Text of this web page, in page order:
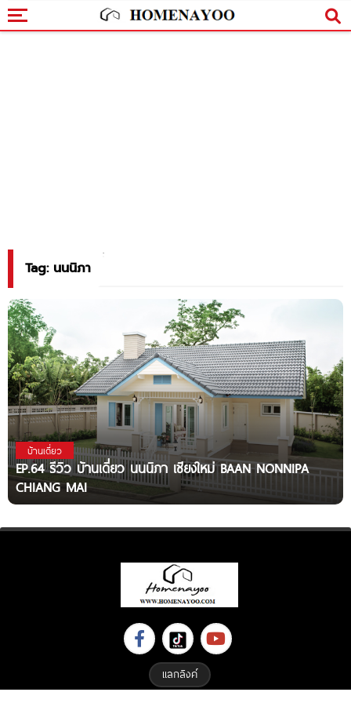
Tag: นนนิภา
บ้านเดี่ยว
EP.64 รีวิว บ้านเดี่ยว นนนิภา เชียงใหม่ BAAN NONNIPA
CHIANG MAI
แลกลิงค์